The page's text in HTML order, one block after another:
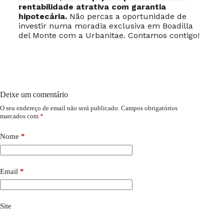
rentabilidade atrativa com garantia
hipotecária.Não percas a oportunidade de
investir numa moradia exclusiva em Boadilla
del Monte com a Urbanitae. Contamos contigo!
Deixe um comentário
O seu endereço de email não será publicado. Campos obrigatórios
marcados com *
Nome *
Email *
Site